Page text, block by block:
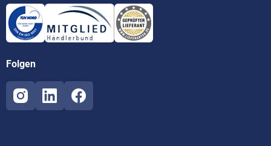
Folgen